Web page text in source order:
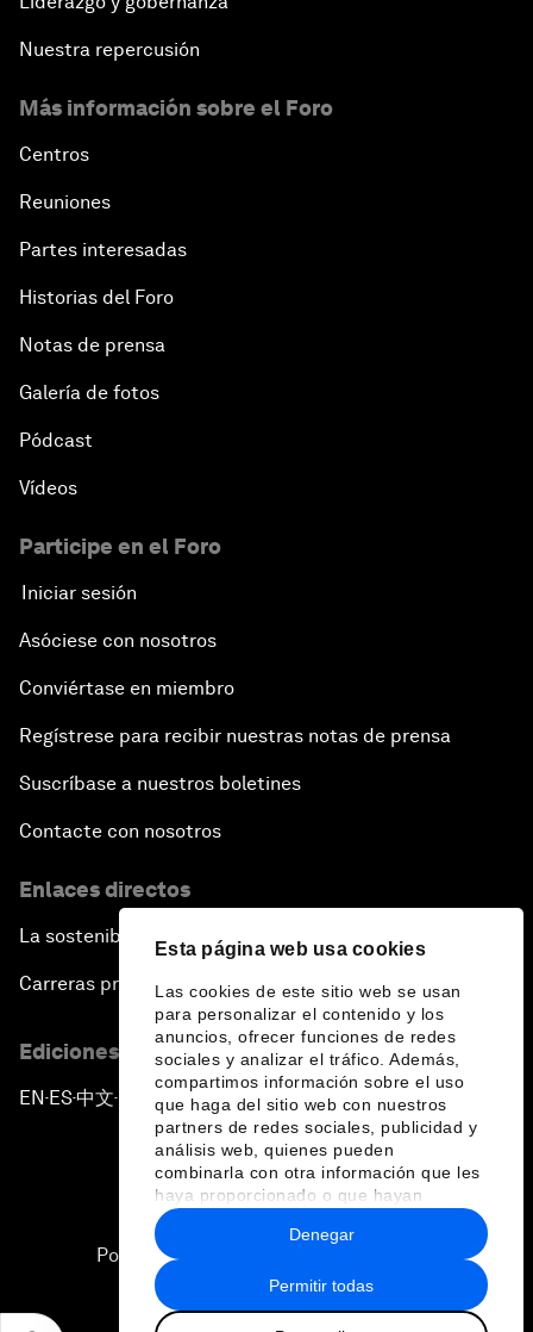
Esta página web usa cookies
Las cookies de este sitio web se usan
para personalizar el contenido y los
anuncios, ofrecer funciones de redes
sociales y analizar el tráfico. Además,
compartimos información sobre el uso
que haga del sitio web con nuestros
partners de redes sociales, publicidad y
análisis web, quienes pueden
combinarla con otra información que les
haya proporcionado o que hayan
recopilado a partir del uso que haya
hecho de sus servicios.
Permitir todas
Denegar
Nuestra repercusión
Más información sobre el Foro
Centros
Reuniones
Partes interesadas
Historias del Foro
Notas de prensa
Galería de fotos
Pódcast
Vídeos
Participe en el Foro
Iniciar sesión
Asóciese con nosotros
Conviértase en miembro
Regístrese para recibir nuestras notas de prensa
Suscríbase a nuestros boletines
Contacte con nosotros
Enlaces directos
La sostenibilidad en el Foro
Carreras profesionales
Ediciones en otros idiomas
EN ▪ES▪中文▪ 日本語
Política de privacidad y normas de uso
Sitemap